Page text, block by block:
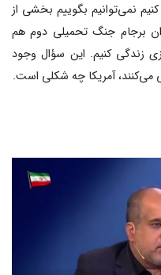
نمی‌توانیم بگوییم بخشی از
برجام جنگ تحمیلی دوم هم
زندگی کنیم. این سؤال وجود
می‌کنند، آمریکا چه شکلی است.